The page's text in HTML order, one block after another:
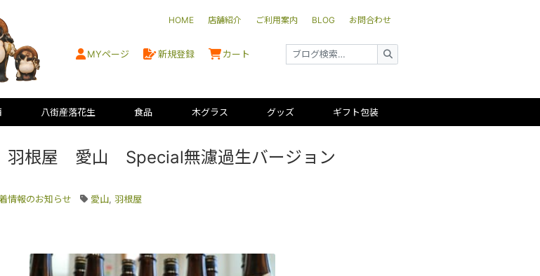
HOME 店舗紹介 ご利用案内 BLOG お問合わせ
MYページ 新規登録 カート
八街産落花生 食品 木グラス グッズ ギフト包装
羽根屋 愛山 Special無濾過生バージョン
情報のお知らせ 愛山, 羽根屋